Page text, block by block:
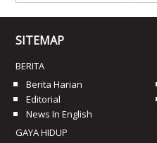
SITEMAP
BERITA
Berita Harian
Editorial
News In English
GAYA HIDUP